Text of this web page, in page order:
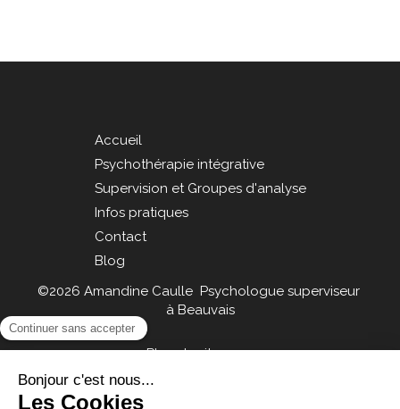
Accueil
Psychothérapie intégrative
Supervision et Groupes d'analyse
Infos pratiques
Contact
Blog
©2026 Amandine Caulle Psychologue superviseur
à Beauvais
Plan du site